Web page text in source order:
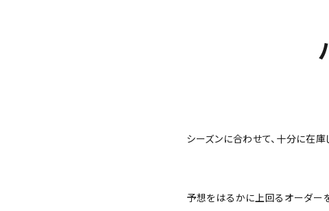
シーズンに合わせて、十分に在庫
予想をはるかに上回るオーダーを